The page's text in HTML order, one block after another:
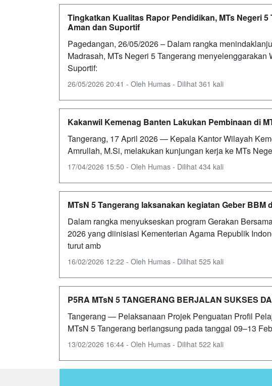
Tingkatkan Kualitas Rapor Pendidikan, MTs Negeri
Aman dan Suportif
Pagedangan, 26/05/2026 – Dalam rangka
Madrasah, MTs Negeri 5 Tangerang
Suportif:
26/05/2026 20:41 - Oleh Humas - Dilihat 361 kali
Kakanwil Kemenag Banten Lakukan Pembinaan di
Tangerang, 17 April 2026 — Kepala Kantor Wilayah
Amrullah, M.Si, melakukan kunjungan kerja ke MTs
17/04/2026 15:50 - Oleh Humas - Dilihat 434 kali
MTsN 5 Tangerang laksanakan kegiatan Geber BBM
Dalam rangka menyukseskan program Gerakan
2026 yang diinisiasi Kementerian Agama Republik
turut amb
16/02/2026 12:22 - Oleh Humas - Dilihat 525 kali
P5RA MTsN 5 TANGERANG BERJALAN SUKSES
Tangerang — Pelaksanaan Projek Penguatan Profil
MTsN 5 Tangerang berlangsung pada tanggal 09–13
13/02/2026 16:44 - Oleh Humas - Dilihat 522 kali